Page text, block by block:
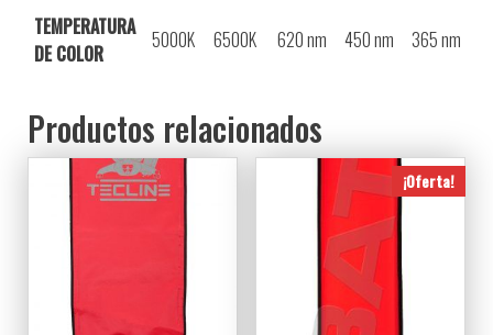
TEMPERATURA
DE COLOR
5000K 6500K 620 nm 450 nm 365 nm
Productos relacionados
¡Oferta!